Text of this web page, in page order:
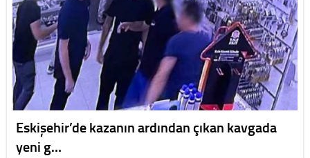
Eskişehir’de kazanın ardından çıkan kavgada
yeni g…